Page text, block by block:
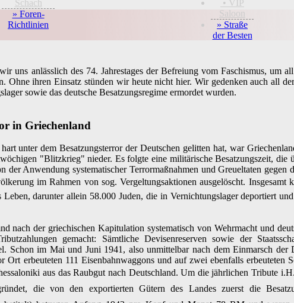
Schach
» Foren-
Richtlinien
• VIP
Saloon
» Straße
der Besten
uns anlässlich des 74. Jahrestages der Befreiung vom Faschismus, um
Ohne ihren Einsatz stünden wir heute nicht hier. Wir gedenken auch all
sowie das deutsche Besatzungsregime ermordet wurden.
in Griechenland
unter dem Besatzungsterror der Deutschen gelitten hat, war
"Blitzkrieg" nieder. Es folgte eine militärische Besatzungszeit,
der Anwendung systematischer Terrormaßnahmen und Greueltaten
im Rahmen von sog. Vergeltungsaktionen ausgelöscht.
Leben, darunter allein 58.000 Juden, die in Vernichtungslager deportiert
nach der griechischen Kapitulation systematisch von Wehrmacht und
gemacht: Sämtliche Devisenreserven sowie der
Schon im Mai und Juni 1941, also unmittelbar nach dem Einmarsch
Ort erbeuteten 111 Eisenbahnwaggons und auf zwei ebenfalls
aus das Raubgut nach Deutschland. Um die jährlichen Tribute
die von den exportierten Gütern des Landes zuerst die